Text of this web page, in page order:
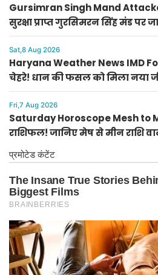
Gursimran Singh Mand
सुरक्षा प्राप्त गुरसिमरन सिंह मंड पर
और गाली-गलौज के आरोप
Sat,8 Aug 2026
Haryana Weather News IMD
चेहरे! धान की फसल को मिला
जिले का मौसम
Fri,7 Aug 2026
Saturday Horoscope Mesh to
राशिफल! जानिए मेष से मीन राशि
दिन, किसे मिलेगा आर्थिक लाभ